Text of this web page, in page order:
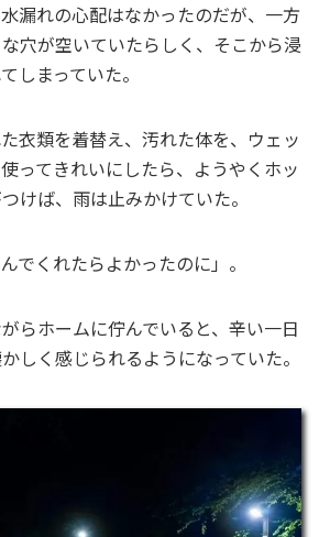
漏れの心配はなかったのだが、一方
穴が空いていたらしく、そこから浸
しまっていた。
衣類を着替え、汚れた体を、ウェッ
ってきれいにしたら、ようやくホッ
けば、雨は止みかけていた。
でくれたらよかったのに」。
らホームに佇んでいると、辛い一日
しく感じられるようになっていた。